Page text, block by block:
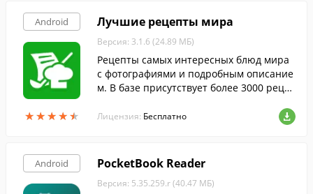
Android
★★★★★
★★★★★
Лучшие рецепты мира
Версия: 3.1.6 (24.89 МБ)
Рецепты самых интересных блюд мира
с фотографиями и подробным описание
м. В базе присутствует более 3000 реце
Лицензия: Бесплатно
Android PocketBook Reader
Версия: 5.35.259.r (40.47 МБ)